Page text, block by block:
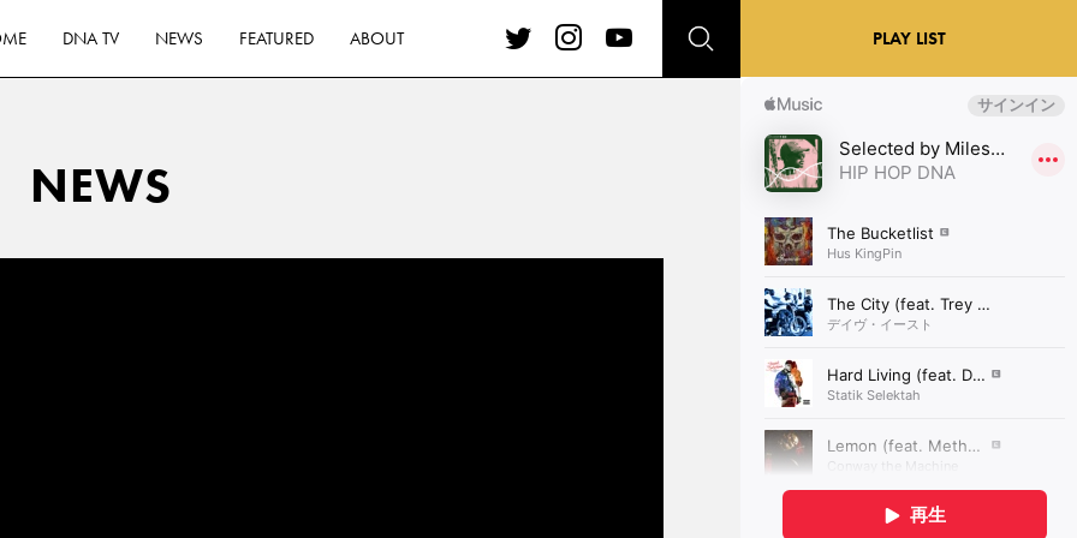
DNA TV NEWS FEATURED ABOUT
NEWS
PLAY LIST